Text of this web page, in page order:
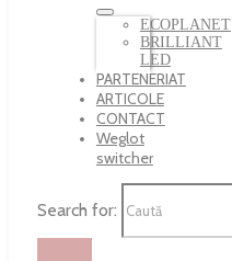
ECOPLANET
BRILLIANT
LED
PARTENERIAT
ARTICOLE
CONTACT
Weglot
switcher
Search for: